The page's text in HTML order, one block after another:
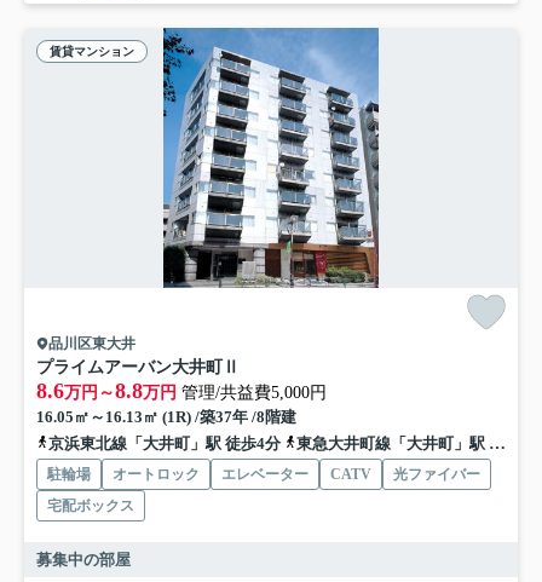
賃貸マンション
品川区東大井
プライムアーバン大井町Ⅱ
8.6万円～8.8万円 管理/共益費5,000円
16.05㎡～16.13㎡ (1R) /築37年 /8階建
京浜東北線「大井町」駅 徒歩4分
東急大井町線「大井町」駅 徒歩4分
駐輪場 オートロック エレベーター CATV
光ファイバー
宅配ボックス
募集中の部屋